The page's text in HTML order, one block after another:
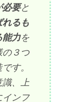
必要と
れるも
能力を
の３つ
す。
識、上
インフ